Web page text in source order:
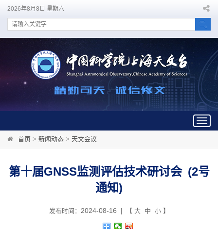
2026年8月8日 星期六
首页 > 新闻动态 > 天文会议
第十届GNSS监测评估技术研讨会 (2号
通知)
发布时间： 2024-08-16 | 【 大 中 小】